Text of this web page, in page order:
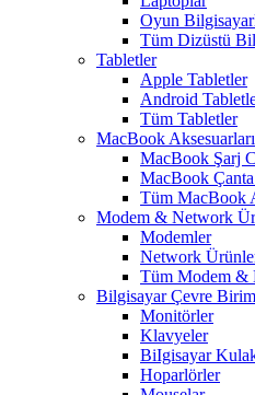
Oyun
Tüm Dizüstü
Tabletler
Apple Tabletler
Android
Tüm Tabletler
MacBook Aksesuarları
MacBook Şarj
MacBook Çanta
Tüm MacBook
Modem & Network
Modemler
Network
Tüm Modem &
Bilgisayar Çevre
Monitörler
Klavyeler
BiIgisayar
Hoparlörler